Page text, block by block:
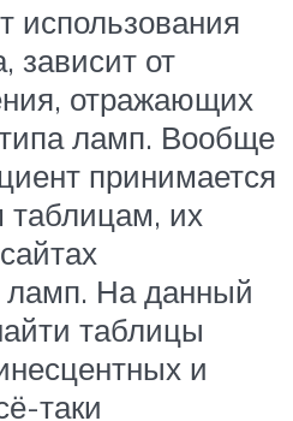
использования
зависит от
отражающих
ламп. Вообще
принимается
их
ламп. На данный
таблицы
и
таки